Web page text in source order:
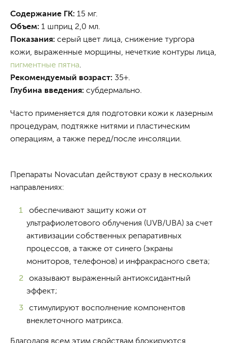
Содержание ГК: 15 мг.
Объем: 1 шприц 2,0 мл.
Показания: серый цвет лица, снижение тургора
кожи, выраженные морщины, нечеткие контуры лица,
пигментные пятна
Рекомендуемый возраст: 35+.
Глубина введения: субдермально.
Часто применяется для подготовки кожи к лазерным
процедурам, подтяжке нитями и пластическим
операциям, а также перед/после инсоляции.
Препараты Novacutan действуют сразу в нескольких
направлениях:
обеспечивают защиту кожи от
ультрафиолетового облучения (UVB/UBA) за счет
активизации собственных репаративных
процессов, а также от синего (экраны
мониторов, телефонов) и инфракрасного света;
оказывают выраженный антиоксидантный
эффект;
стимулируют восполнение компонентов
внеклеточного матрикса.
Благодаря всем этим свойствам блокируются